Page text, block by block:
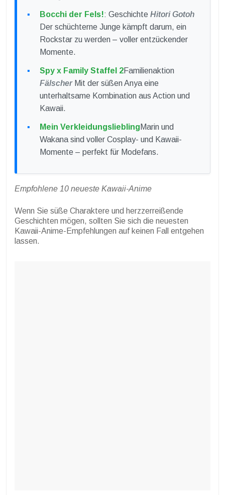
Bocchi der Fels!: Geschichte Hitori Gotoh
Der schüchterne Junge kämpft darum, ein
Rockstar zu werden – voller entzückender
Momente.
Spy x Family Staffel 2Familienaktion
FälscherMit der süßen Anya eine
unterhaltsame Kombination aus Action und
Kawaii.
Mein Verkleidungsliebling Marin und
Wakana sind voller Cosplay- und Kawaii-
Momente – perfekt für Modefans.
Empfohlene 10 neueste Kawaii-Anime
Wenn Sie süße Charaktere und herzzerreißende
Geschichten mögen, sollten Sie sich die neuesten
Kawaii-Anime-Empfehlungen auf keinen Fall entgehen
lassen.